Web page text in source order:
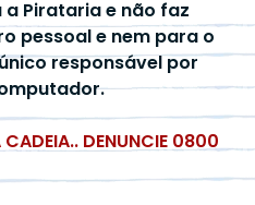
a Pirataria e não faz
pessoal e nem para o
responsável por
CADEIA.. DENUNCIE 0800